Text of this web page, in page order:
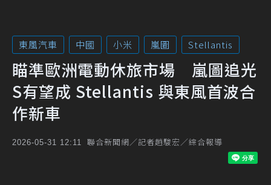
東風汽車 中國 小米 嵐圖 Stellantis
瞄準歐洲電動休旅市場 嵐圖追光
S有望成 Stellantis 與東風首波合
作新車
2026-05-31 12:11 聯合新聞網／記者趙駿宏／綜合報導